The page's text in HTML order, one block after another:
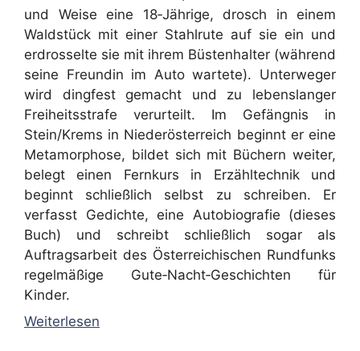
und Weise eine 18‑Jährige, drosch in einem
Waldstück mit einer Stahlrute auf sie ein und
erdrosselte sie mit ihrem Büstenhalter (während
seine Freundin im Auto wartete). Unterweger
wird dingfest gemacht und zu lebenslanger
Freiheitsstrafe verurteilt. Im Gefängnis in
Stein/Krems in Niederösterreich beginnt er eine
Metamorphose, bildet sich mit Büchern weiter,
belegt einen Fernkurs in Erzähltechnik und
beginnt schließlich selbst zu schreiben. Er
verfasst Gedichte, eine Autobiografie (dieses
Buch) und schreibt schließlich sogar als
Auftragsarbeit des Österreichischen Rundfunks
regelmäßige Gute‑Nacht‑Geschichten für
Kinder.
Weiterlesen